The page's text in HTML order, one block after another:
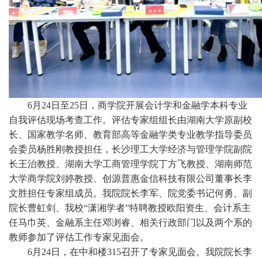
6月24日至25日，商学院开展会计学和金融学本科专业
自我评估现场考查工作。评估专家组组长由湖南大学原副校
长、国家教学名师、教育部高等金融学类专业教学指导委员
会委员杨胜刚教授担任，长沙理工大学经济与管理学院副院
长王治教授、湖南大学工商管理学院丁方飞教授、湖南师范
大学商学院刘婷教授、创源普惠金信科技有限公司董事长李
文胜担任专家组成员。我院院长李军、院党委书记何勇、副
院长曹虹剑、我校“潇湘学者”特聘教授欧阳资生、会计系主
任马巾英、金融系主任邓浏睿、相关行政部门以及两个系的
教师参加了评估工作专家见面会。
6月 24日，在中和楼315召开了专家见面会。我院院长李